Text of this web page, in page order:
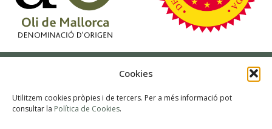
Cookies
Utilitzem cookies pròpies i de tercers. Per a més informació pot
consultar la Política de Cookies.
Gossalba – Oli de Sant Joan